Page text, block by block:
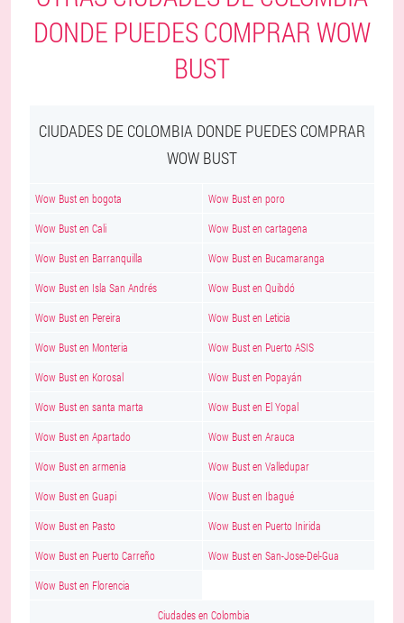
DONDE PUEDES COMPRAR WOW
BUST
CIUDADES DE COLOMBIA DONDE PUEDES COMPRAR
WOW BUST
Wow Bust en bogota Wow Bust en poro
Wow Bust en Cali Wow Bust en cartagena
Wow Bust en Barranquilla Wow Bust en Bucamaranga
Wow Bust en Isla San Andrés Wow Bust en Quibdó
Wow Bust en Pereira Wow Bust en Leticia
Wow Bust en Monteria Wow Bust en Puerto ASIS
Wow Bust en Korosal Wow Bust en Popayán
Wow Bust en santa marta Wow Bust en El Yopal
Wow Bust en Apartado Wow Bust en Arauca
Wow Bust en armenia Wow Bust en Valledupar
Wow Bust en Guapi Wow Bust en Ibagué
Wow Bust en Pasto Wow Bust en Puerto Inirida
Wow Bust en Puerto Carreño Wow Bust en San-Jose-Del-Gua
Wow Bust en Florencia
Ciudades en Colombia